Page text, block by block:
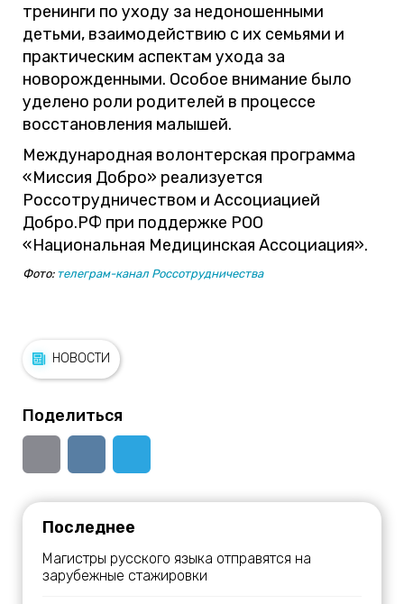
тренинги по уходу за недоношенными
детьми, взаимодействию с их семьями и
практическим аспектам ухода за
новорожденными. Особое внимание было
уделено роли родителей в процессе
восстановления малышей.
Международная волонтерская программа
«Миссия Добро» реализуется
Россотрудничеством и Ассоциацией
Добро.РФ при поддержке РОО
«Национальная Медицинская Ассоциация».
Фото: телеграм-канал Россотрудничества
НОВОСТИ
Поделиться
Последнее
Магистры русского языка отправятся на
зарубежные стажировки